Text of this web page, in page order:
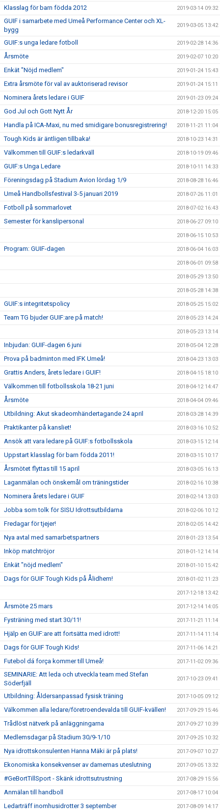
Klasslag för barn födda 2012 2019-03-14 09:32
GUIF i samarbete med Umeå Performance Center och XL-
bygg
2019-03-05 13:42
GUIF:s unga ledare fotboll 2019-02-28 14:36
Årsmöte 2019-02-07 10:20
Enkät "Nöjd medlem" 2019-01-24 15:43
Extra årsmöte för val av auktoriserad revisor 2019-01-24 15:11
Nominera årets ledare i GUIF 2019-01-23 09:24
God Jul och Gott Nytt År 2018-12-20 15:05
Handla på ICA-Maxi, nu med smidigare bonusregistrering! 2018-11-21 11:04
Tough Kids är äntligen tillbaka! 2018-10-23 14:31
Välkommen till GUIF:s ledarkväll 2018-10-19 09:46
GUIF:s Unga Ledare 2018-10-11 14:33
Föreningsdag på Stadium Avion lördag 1/9 2018-08-28 16:46
Umeå Handbollsfestival 3-5 januari 2019 2018-07-26 11:01
Fotboll på sommarlovet 2018-07-02 16:43
Semester för kanslipersonal 2018-06-27 09:10
2018-06-15 10:53
Program: GUIF-dagen 2018-06-04 16:03
2018-06-01 09:58
2018-05-29 13:50
2018-05-28 14:38
GUIF:s integritetspolicy 2018-05-25 15:02
Team TG bjuder GUIF:are på match! 2018-05-23 14:24
2018-05-23 13:14
Inbjudan: GUIF-dagen 6 juni 2018-05-04 12:28
Prova på badminton med IFK Umeå! 2018-04-23 13:03
Grattis Anders, årets ledare i GUIF! 2018-04-15 18:10
Välkommen till fotbollsskola 18-21 juni 2018-04-12 14:47
Årsmöte 2018-04-04 09:46
Utbildning: Akut skadeomhändertagande 24 april 2018-03-28 14:39
Praktikanter på kansliet! 2018-03-16 10:52
Ansök att vara ledare på GUIF:s fotbollsskola 2018-03-15 12:14
Uppstart klasslag för barn födda 2011! 2018-03-15 10:17
Årsmötet flyttas till 15 april 2018-03-05 16:13
Laganmälan och önskemål om träningstider 2018-02-16 10:38
Nominera årets ledare i GUIF 2018-02-14 13:03
Jobba som tolk för SISU Idrottsutbildarna 2018-02-06 10:12
Fredagar för tjejer! 2018-02-05 14:42
Nya avtal med samarbetspartners 2018-01-23 13:54
Inköp matchtröjor 2018-01-12 14:14
Enkät "nöjd medlem" 2018-01-10 15:42
Dags för GUIF Tough Kids på Ålidhem! 2018-01-02 11:23
2017-12-18 13:42
Årsmöte 25 mars 2017-12-14 14:05
Fysträning med start 30/11! 2017-11-21 11:14
Hjälp en GUIF:are att fortsätta med idrott! 2017-11-14 11:14
Dags för GUIF Tough Kids! 2017-11-06 14:21
Futebol dá força kommer till Umeå! 2017-11-02 09:36
SEMINARIE: Att leda och utveckla team med Stefan
Söderfjäll
2017-10-23 09:41
Utbildning: Åldersanpassad fysisk träning 2017-10-05 09:12
Välkommen alla ledare/företroendevalda till GUIF-kvällen! 2017-09-29 15:46
Trådlöst nätverk på anläggningarna 2017-09-27 10:39
Medlemsdagar på Stadium 30/9-1/10 2017-09-25 10:32
Nya idrottskonsulenten Hanna Mäki är på plats! 2017-09-07 10:27
Ekonomiska konsekvenser av damernas uteslutning 2017-09-05 13:32
#GeBortTillSport - Skänk idrottsutrustning 2017-08-29 15:56
Anmälan till handboll 2017-08-17 10:04
Ledarträff inomhusidrotter 3 september 2017-08-09 14:17